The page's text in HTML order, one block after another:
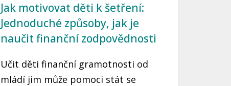
Jak motivovat děti k šetření:
Jednoduché způsoby, jak je
naučit finanční zodpovědnosti
Učit děti finanční gramotnosti od
mládí jim může pomoci stát se